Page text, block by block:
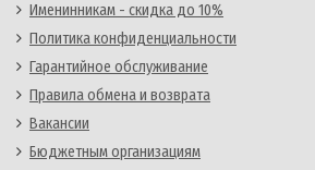
Именинникам - скидка до 10%
Политика конфиденциальности
Гарантийное обслуживание
Правила обмена и возврата
Вакансии
Бюджетным организациям